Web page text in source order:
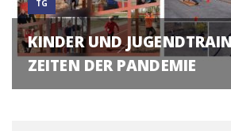
TG
KINDER UND
ZEITEN DER PANDEMIE